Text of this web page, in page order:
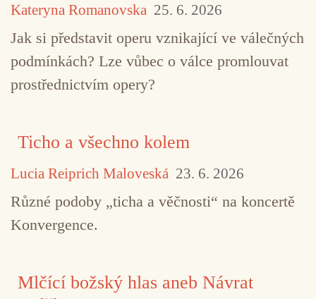
Kateryna Romanovska 25. 6. 2026
Jak si představit operu vznikající ve válečných
podmínkách? Lze vůbec o válce promlouvat
prostřednictvím opery?
Ticho a všechno kolem
Lucia Reiprich Maloveská 23. 6. 2026
Různé podoby „ticha a věčnosti“ na koncertě
Konvergence.
Mlčící božský hlas aneb Návrat